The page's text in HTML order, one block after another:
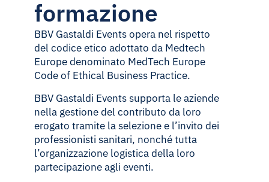
formazione
BBV Gastaldi Events opera nel rispetto
del codice etico adottato da Medtech
Europe denominato MedTech Europe
Code of Ethical Business Practice.
BBV Gastaldi Events supporta le aziende
nella gestione del contributo da loro
erogato tramite la selezione e l’invito dei
professionisti sanitari, nonché tutta
l’organizzazione logistica della loro
partecipazione agli eventi.